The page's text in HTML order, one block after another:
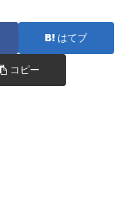
はてブ
コピー